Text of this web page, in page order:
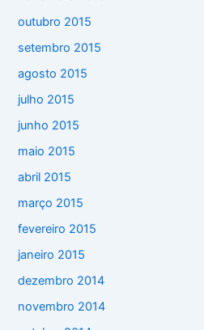
outubro 2015
setembro 2015
agosto 2015
julho 2015
junho 2015
maio 2015
abril 2015
março 2015
fevereiro 2015
janeiro 2015
dezembro 2014
novembro 2014